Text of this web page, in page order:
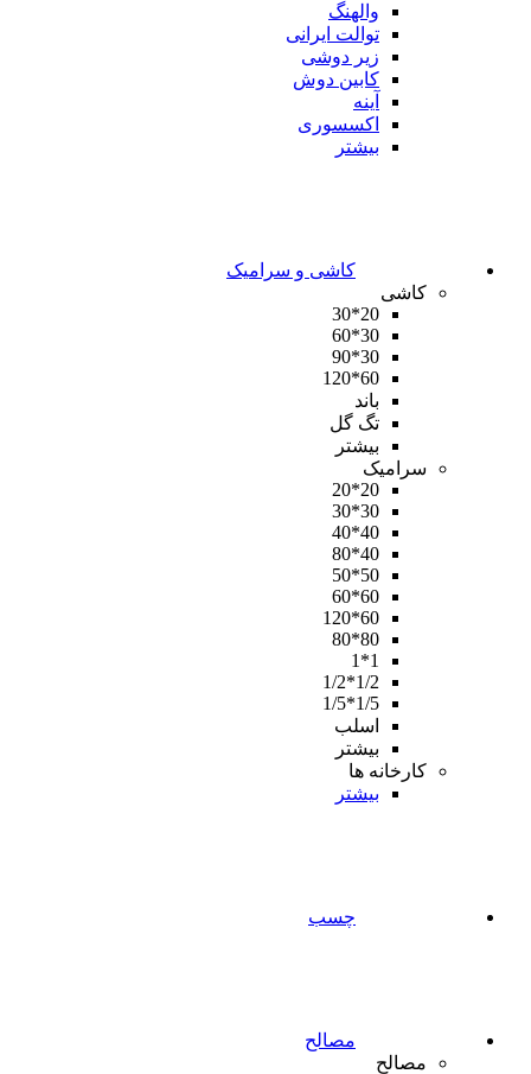
والهنگ
توالت ایرانی
زیر دوشی
کابین دوش
آینه
اکسسوری
بیشتر
کاشی و سرامیک
کاشی
20*30
30*60
30*90
60*120
باند
تگ گل
بیشتر
سرامیک
20*20
30*30
40*40
40*80
50*50
60*60
60*120
80*80
1*1
1/2*1/2
1/5*1/5
اسلب
بیشتر
کارخانه ها
بیشتر
چسب
مصالح
مصالح